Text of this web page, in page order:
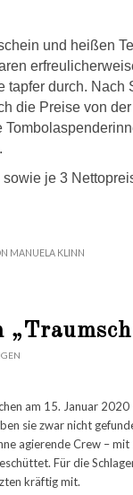
und heißen
tapfer durch.
die Preise von
je 3
MANUELA KLINN
am 15. Januar
sie zwar nicht
agierende Crew –
Für die
kräftig mit.